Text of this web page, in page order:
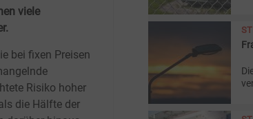
viele
bei fixen Preisen
Risiko hoher
die Hälfte der